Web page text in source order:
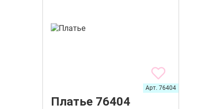
Платье 76404
Арт. 76404